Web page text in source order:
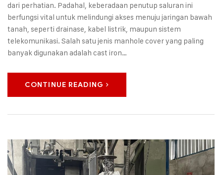
dari perhatian. Padahal, keberadaan penutup saluran ini
berfungsi vital untuk melindungi akses menuju jaringan bawah
tanah, seperti drainase, kabel listrik, maupun sistem
telekomunikasi. Salah satu jenis manhole cover yang paling
banyak digunakan adalah cast iron…
CONTINUE READING